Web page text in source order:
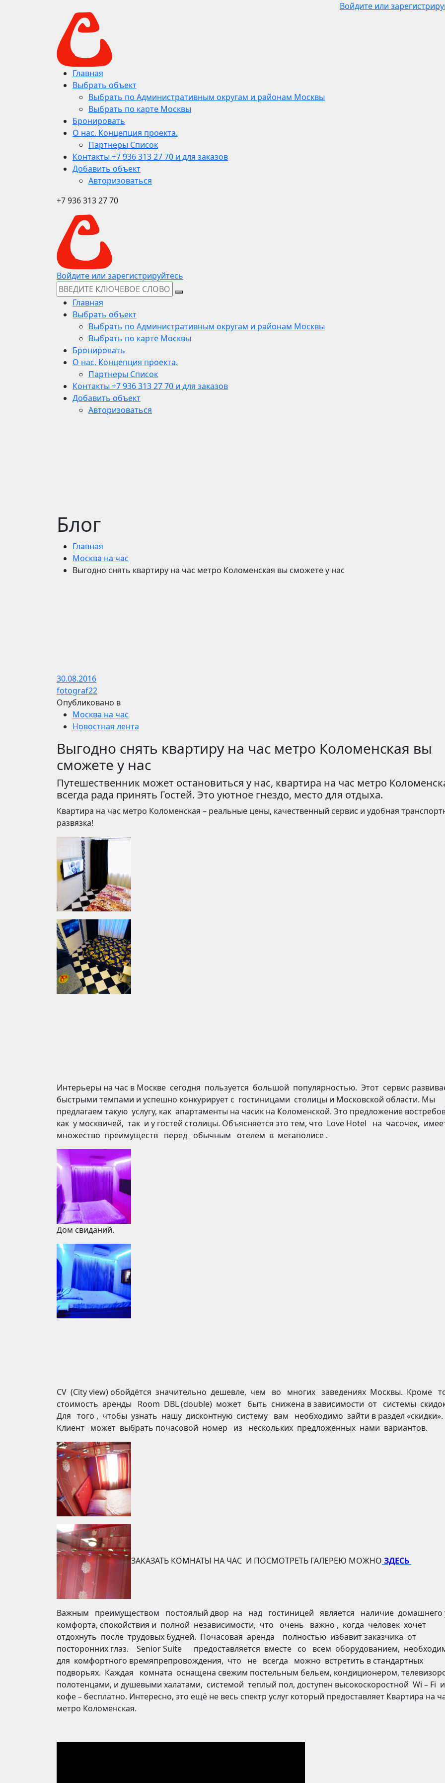
Войдите или
Главная
Выбрать объект
Выбрать по Административным округам и районам Москвы
Выбрать по карте Москвы
Бронировать
О нас. Концепция проекта.
Партнеры Список
Контакты +7 936 313 27 70 и для заказов
Добавить объект
Авторизоваться
+7 936 313 27 70
Войдите или зарегистрируйтесь
Главная
Выбрать объект
Выбрать по Административным округам и районам Москвы
Выбрать по карте Москвы
Бронировать
О нас. Концепция проекта.
Партнеры Список
Контакты +7 936 313 27 70 и для заказов
Добавить объект
Авторизоваться
Блог
Главная
Москва на час
Выгодно снять квартиру на час метро Коломенская вы сможете у нас
30.08.2016
fotograf22
Опубликовано в
Москва на час
Новостная лента
Выгодно снять квартиру на час метро Коломенская вы
сможете у нас
Путешественник может остановиться у нас, квартира на час метро
всегда рада принять Гостей. Это уютное гнездо, место для отдыха.
Квартира на час метро Коломенская – реальные цены, качественный сервис и удобная
развязка!
Интерьеры на час в Москве сегодня пользуется большой популярностью. Этот сервис
быстрыми темпами и успешно конкурирует с гостиницами столицы и Московской области. Мы
предлагаем такую услугу, как апартаменты на часик на Коломенской. Это предложение
как у москвичей, так и у гостей столицы. Объясняется это тем, что Love Hotel на часочек,
множество преимуществ перед обычным отелем в мегаполисе .
Дом свиданий.
CV (City view) обойдётся значительно дешевле, чем во многих заведениях Москвы. Кроме
стоимость аренды Room DBL (double) может быть снижена в зависимости от системы
Для того , чтобы узнать нашу дисконтную систему вам необходимо зайти в раздел «скидки».
Клиент может выбрать почасовой номер из нескольких предложенных нами вариантов.
ЗАКАЗАТЬ КОМНАТЫ НА ЧАС И ПОСМОТРЕТЬ ГАЛЕРЕЮ МОЖНО ЗДЕСЬ
Важным преимуществом постоялый двор на над гостиницей является наличие домашнего
комфорта, спокойствия и полной независимости, что очень важно , когда человек хочет
отдохнуть после трудовых будней. Почасовая аренда полностью избавит заказчика от
посторонних глаз. Senior Suite предоставляется вместе со всем оборудованием,
для комфортного времяпрепровождения, что не всегда можно встретить в стандартных
подворьях. Каждая комната оснащена свежим постельным бельем, кондиционером,
полотенцами, и душевыми халатами, системой теплый пол, доступен высокоскоростной Wi – Fi
кофе – бесплатно. Интересно, это ещё не весь спектр услуг который предоставляет Квартира на
метро Коломенская.